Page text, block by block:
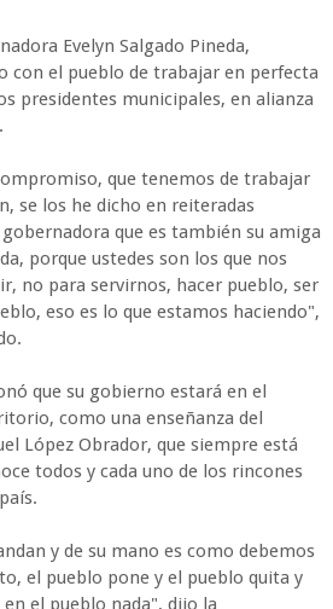
Evelyn Salgado Pineda,
con el pueblo de trabajar en perfecta
presidentes municipales, en alianza
que tenemos de trabajar
se los he dicho en reiteradas
que es también su amiga
porque ustedes son los que nos
no para servirnos, hacer pueblo, ser
eso es lo que estamos haciendo",
que su gobierno estará en el
como una enseñanza del
López Obrador, que siempre está
todos y cada uno de los rincones
y de su mano es como debemos
el pueblo pone y el pueblo quita y
el pueblo nada", dijo la